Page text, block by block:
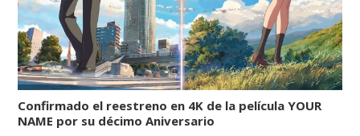
Confirmado el reestreno en 4K de la película YOUR
NAME por su décimo Aniversario